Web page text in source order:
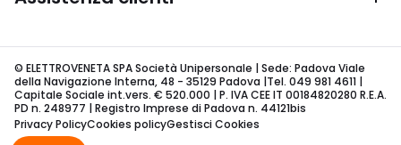
© ELETTROVENETA SPA Società Unipersonale | Sede: Padova Viale
della Navigazione Interna, 48 - 35129 Padova |Tel. 049 981 4611 |
Capitale Sociale int.vers. € 520.000 | P. IVA CEE IT 00184820280 R.E.A.
PD n. 248977 | Registro Imprese di Padova n. 44121bis
Privacy PolicyCookies policyGestisci Cookies